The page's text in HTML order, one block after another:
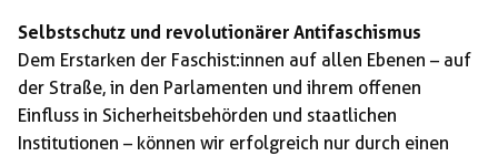
Selbstschutz und revolutionärer Antifaschismus
Dem Erstarken der Faschist:innen auf allen Ebenen – auf
der Straße, in den Parlamenten und ihrem offenen
Einfluss in Sicherheitsbehörden und staatlichen
Institutionen – können wir erfolgreich nur durch einen